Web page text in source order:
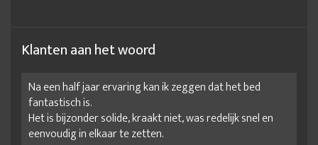
Klanten aan het woord
Na een half jaar ervaring kan ik zeggen dat het bed
fantastisch is.
Het is bijzonder solide, kraakt niet, was redelijk snel en
eenvoudig in elkaar te zetten.